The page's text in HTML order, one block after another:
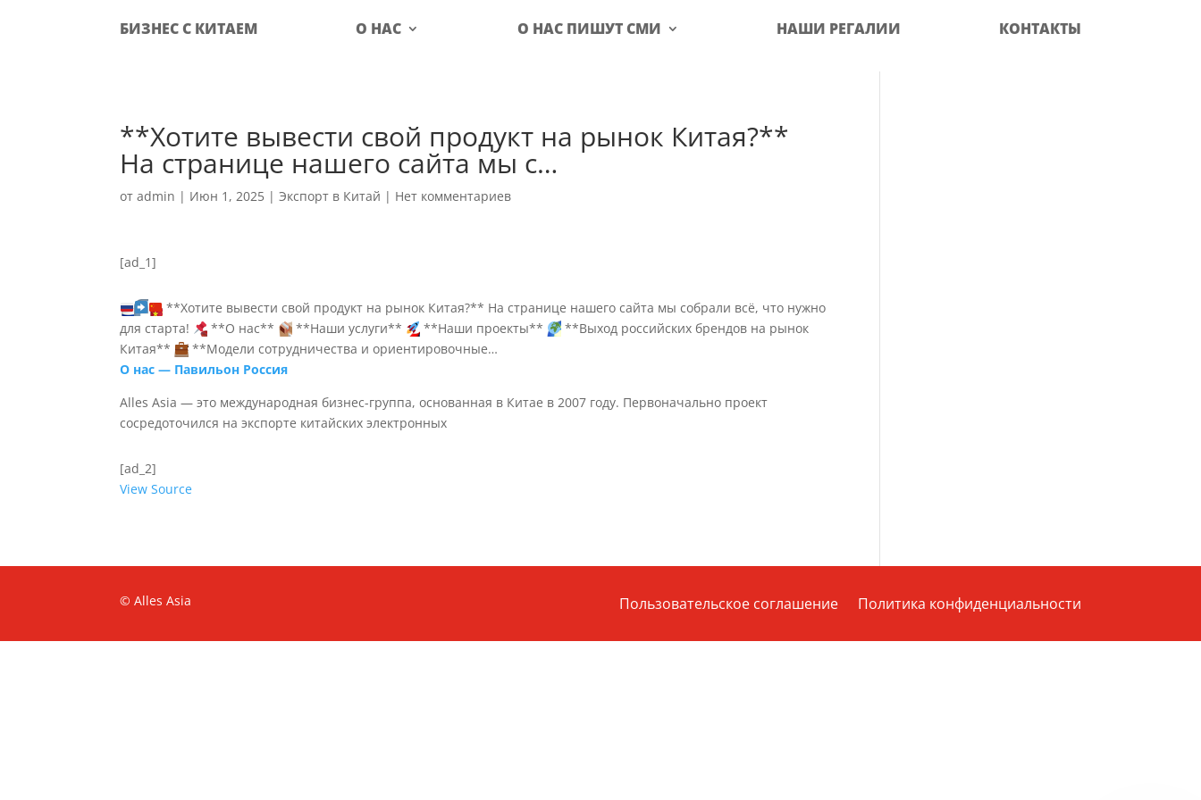
БИЗНЕС С КИТАЕМ О НАС О НАС ПИШУТ СМИ НАШИ РЕГАЛИИ КОНТАКТЫ
**Хотите вывести свой продукт на рынок Китая?**
На странице нашего сайта мы с…
отadmin | Июн 1, 2025 |Экспорт в Китай | Нет комментариев
[ad_1]
**Хотите вывести свой продукт на рынок Китая?** На странице нашего сайта мы собрали всё, что нужно
для старта!
**О нас** **Наши услуги** **Наши проекты**
**Выход российских брендов на рынок
Китая**
**Модели сотрудничества и ориентировочные…
О нас — Павильон Россия
Alles Asia — это международная бизнес-группа, основанная в Китае в 2007 году. Первоначально проект
сосредоточился на экспорте китайских электронных
[ad_2]
View Source
© Alles Asia Пользовательское соглашение Политика конфиденциальности